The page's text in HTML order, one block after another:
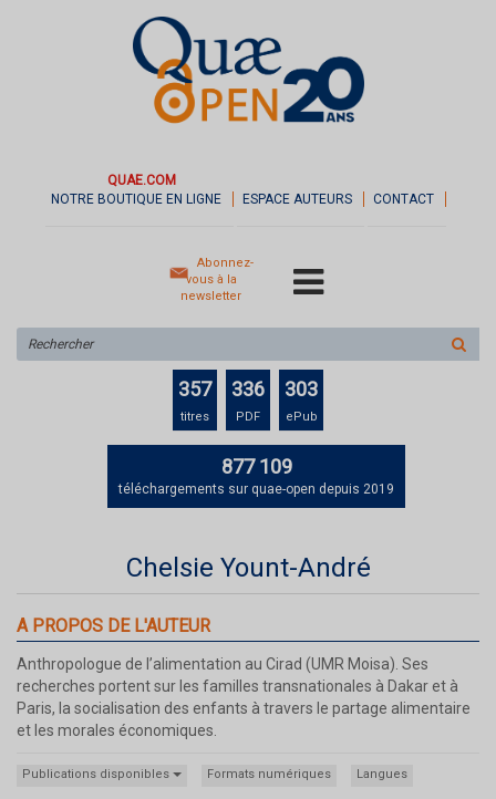
QUAE.COM
NOTRE BOUTIQUE EN LIGNE
ESPACE AUTEURS CONTACT
Abonnez-
vous à la
newsletter
sur
le
357
titres
336
PDF
303
ePub
877 109
téléchargements sur quae-open depuis 2019
Chelsie Yount-André
A PROPOS DE L'AUTEUR
Anthropologue de l’alimentation au Cirad (UMR Moisa). Ses
recherches portent sur les familles transnationales à Dakar et à
Paris, la socialisation des enfants à travers le partage alimentaire
et les morales économiques.
Publications disponibles Formats numériques Langues